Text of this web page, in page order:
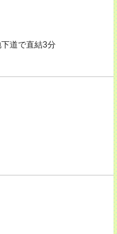
道で直結3分